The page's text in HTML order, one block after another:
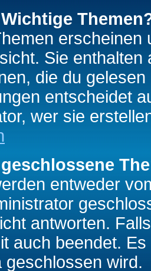
erscheinen
Sie
die du
entscheidet
wer sie
entweder
antworten.
auch beendet.
geschlossen wird.